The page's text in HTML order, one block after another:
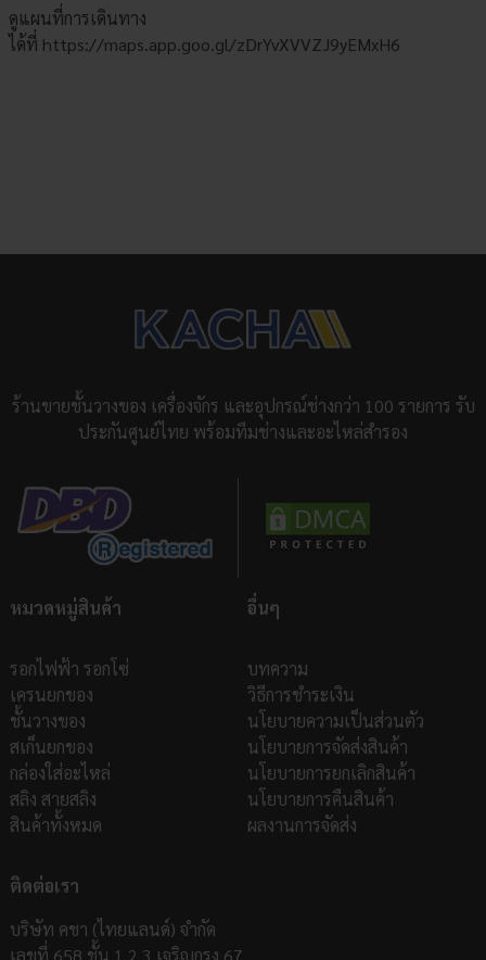
ดูแผนที่การเดินทาง
ได้ที่ https://maps.app.goo.gl/zDrYvXVVZJ9yEMxH6
ร้านขายชั้นวางของ เครื่องจักร และอุปกรณ์ช่างกว่า 100 รายการ รับ
ประกันศูนย์ไทย พร้อมทีมช่างและอะไหล่สำรอง
หมวดหมู่สินค้า
รอกไฟฟ้า รอกโซ่
เครนยกของ
ชั้นวางของ
สเก็นยกของ
กล่องใส่อะไหล่
สลิง สายสลิง
สินค้าทั้งหมด
อื่นๆ
บทความ
วิธีการชำระเงิน
นโยบายความเป็นส่วนตัว
นโยบายการจัดส่งสินค้า
นโยบายการยกเลิกสินค้า
นโยบายการคืนสินค้า
ผลงานการจัดส่ง
ติดต่อเรา
บริษัท คชา (ไทยแลนด์) จำกัด
เลขที่ 658 ชั้น 1,2,3 เจริญกรุง 67